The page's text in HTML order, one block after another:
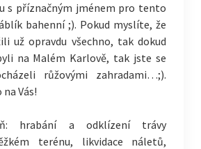
s příznačným jménem pro tento
bahenní ;). Pokud myslíte, že
už opravdu všechno, tak dokud
na Malém Karlově, tak jste se
růžovými zahradami…;).
Vás!
hrabání a odklízení trávy
terénu, likvidace náletů,